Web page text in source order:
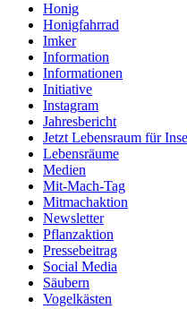
Honig
Honigfahrrad
Imker
Information
Informationen
Initiative
Instagram
Jahresbericht
Jetzt Lebensraum für
Lebensräume
Medien
Mit-Mach-Tag
Mitmachaktion
Newsletter
Pflanzaktion
Pressebeitrag
Social Media
Säubern
Vogelkästen